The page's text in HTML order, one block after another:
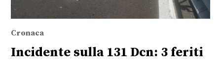
Cronaca
Incidente sulla 131 Dcn: 3 feriti